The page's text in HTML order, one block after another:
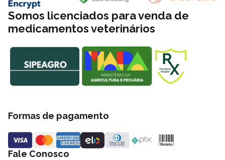
Somos licenciados para venda de
medicamentos veterinários
Formas de pagamento
Fale Conosco